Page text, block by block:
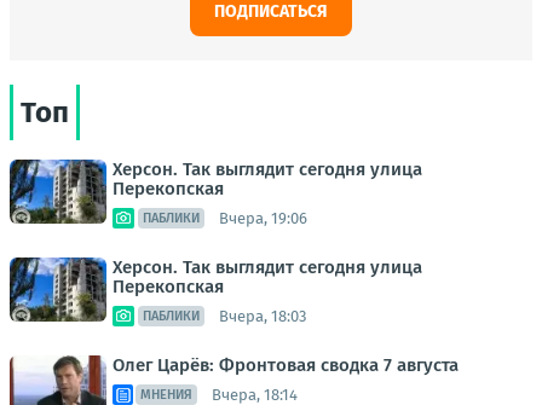
ПОДПИСАТЬСЯ
Топ
Херсон. Так выглядит сегодня улица
Перекопская
ПАБЛИКИ Вчера, 19:06
Херсон. Так выглядит сегодня улица
Перекопская
ПАБЛИКИ Вчера, 18:03
Олег Царёв: Фронтовая сводка 7 августа
МНЕНИЯ Вчера, 18:14